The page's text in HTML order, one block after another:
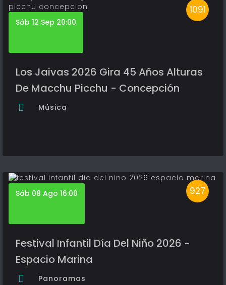
1091
Sáb 12 Sep 20:00
Los Jaivas 2026 Gira 45 Años Alturas
De Macchu Picchu - Concepción
Música
927
Sáb 08 Ago 16:00
Festival Infantil Día Del Niño 2026 -
Espacio Marina
Panoramas